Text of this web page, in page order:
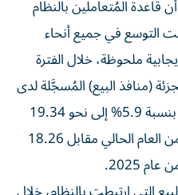
التوسع في جميع أنحاء
ملحوظة، خلال الفترة
(منافذ البيع) المُسجَّلة لدى
الهيئة المرتبطة إلكترونياً بالنظام بنسبة 5.9% إلى نحو 19.34
ألف متجر بنهاية النصف الأول من العام الحالي مقابل 18.26
2025.
التي ارتبطت بالنظام، خلال